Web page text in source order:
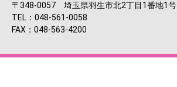
〒348-0057 埼玉県羽生市北2丁目1番地1号
TEL：048-561-0058
FAX：048-563-4200